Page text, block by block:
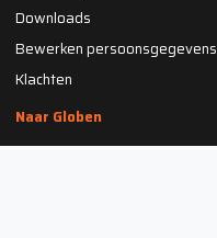
Downloads
Bewerken persoonsgegevens
Klachten
Naar Globen